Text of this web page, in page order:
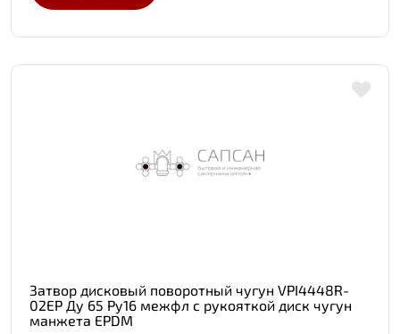
Затвор дисковый поворотный чугун VPI4448R-
02EP Ду 65 Ру16 межфл с рукояткой диск чугун
манжета EPDM